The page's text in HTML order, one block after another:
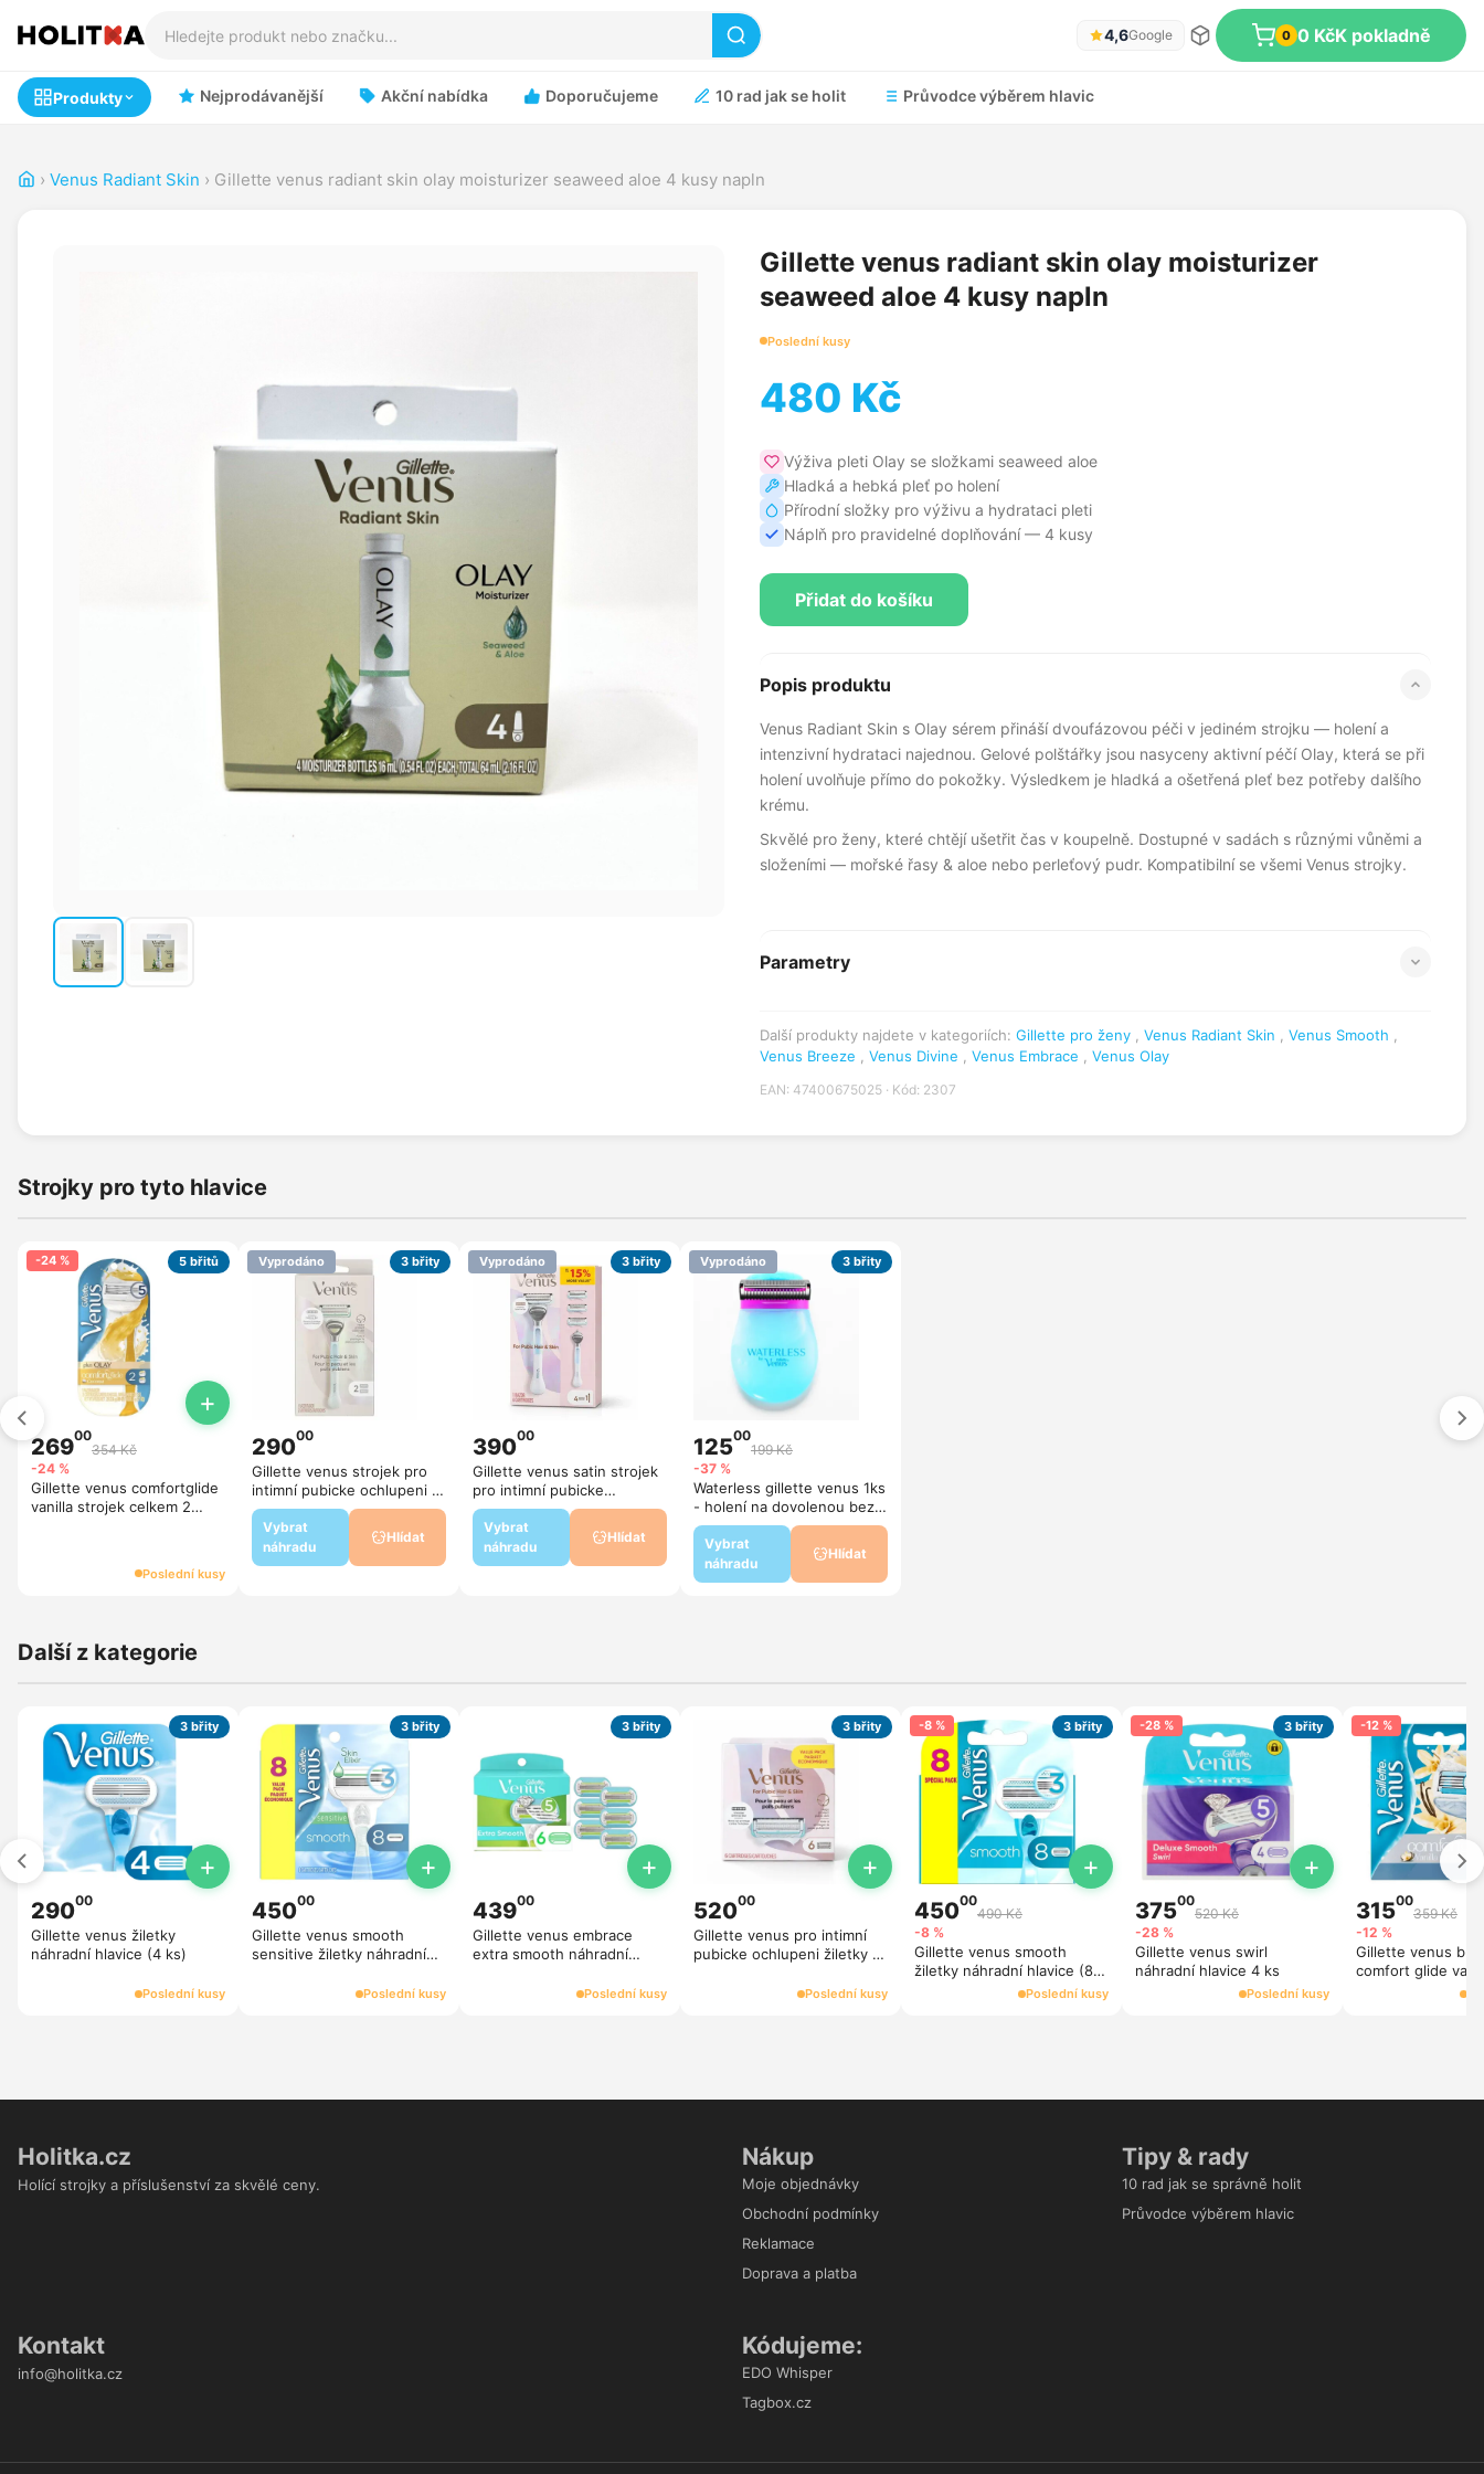
4,6Google 0 0 KčK pokladně
Produkty Nejprodávanější Akční nabídka Doporučujeme 10 rad jak se holit Průvodce výběrem hlavic
› Venus Radiant Skin › Gillette venus radiant skin olay moisturizer seaweed aloe 4 kusy napln
Gillette venus radiant skin olay moisturizer
seaweed aloe 4 kusy napln
Poslední kusy
480 Kč
Výživa pleti Olay se složkami seaweed aloe
Hladká a hebká pleť po holení
Přírodní složky pro výživu a hydrataci pleti
Náplň pro pravidelné doplňování — 4 kusy
Přidat do košíku
Popis produktu
Venus Radiant Skin s Olay sérem přináší dvoufázovou péči v jediném strojku — holení a
intenzivní hydrataci najednou. Gelové polštářky jsou nasyceny aktivní péčí Olay, která se při
holení uvolňuje přímo do pokožky. Výsledkem je hladká a ošetřená pleť bez potřeby dalšího
krému.
Skvělé pro ženy, které chtějí ušetřit čas v koupelně. Dostupné v sadách s různými vůněmi a
složeními — mořské řasy & aloe nebo perleťový pudr. Kompatibilní se všemi Venus strojky.
Parametry
Další produkty najdete v kategoriích: Gillette pro ženy Venus Radiant Skin Venus Smooth
Venus Breeze
Venus Divine Venus Embrace Venus Olay
EAN: 47400675025 · Kód: 2307
Strojky pro tyto hlavice
-24 % 5 břitů
+
26900
354 Kč
-24 %
Gillette venus comfortglide
vanilla strojek celkem 2
Poslední kusy
Vyprodáno 3 břity
29000
Gillette venus strojek pro
intimní pubicke ochlupeni 2
ziletky
Vybrat
náhradu
Hlídat
Vyprodáno 3 břity
39000
Gillette venus satin strojek
pro intimní pubicke
ochlupeni 4 ziletky
Vybrat
náhradu
Hlídat
Vyprodáno 3 břity
12500
199 Kč
-37 %
Waterless gillette venus 1ks
- holení na dovolenou bez
vody
Vybrat
náhradu
Hlídat
Další z kategorie
3 břity
+
29000
Gillette venus žiletky
náhradní hlavice (4 ks)
Poslední kusy
3 břity
+
45000
Gillette venus smooth
sensitive žiletky náhradní
Poslední kusy
3 břity
+
43900
Gillette venus embrace
extra smooth náhradní
Poslední kusy
3 břity
+
52000
Gillette venus pro intimní
pubicke ochlupeni žiletky 6
Poslední kusy
-8 % 3 břity
+
45000
490 Kč
-8 %
Gillette venus smooth
žiletky náhradní hlavice (8
Poslední kusy
-28 % 3 břity
+
37500
520 Kč
-28 %
Gillette venus swirl
náhradní hlavice 4 ks
Poslední kusy
-12 %
31500
359 Kč
-12 %
Gillette venus
comfort glide
náhradní hlavice
Holitka.cz
Holící strojky a příslušenství za skvělé ceny.
Nákup
Moje objednávky
Obchodní podmínky
Reklamace
Doprava a platba
Tipy & rady
10 rad jak se správně holit
Průvodce výběrem hlavic
Kontakt
info@holitka.cz
Kódujeme:
EDO Whisper
Tagbox.cz